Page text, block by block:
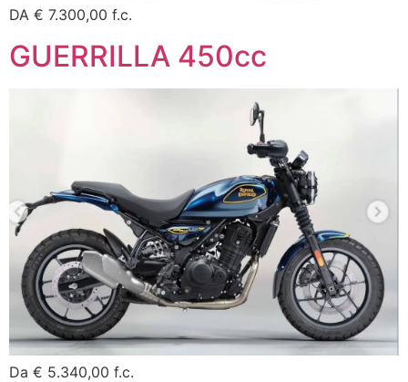
DA € 7.300,00 f.c.
GUERRILLA 450cc
Da € 5.340,00 f.c.